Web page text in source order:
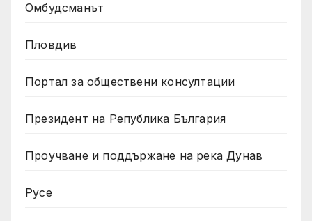
Омбудсманът
Пловдив
Портал за обществени консултации
Президент на Република България
Проучване и поддържане на река Дунав
Русе